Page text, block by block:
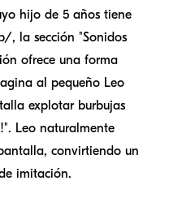
hijo de 5 años tiene
, la sección "Sonidos
ofrece una forma
al pequeño Leo
explotar burbujas
Leo naturalmente
convirtiendo un
imitación.